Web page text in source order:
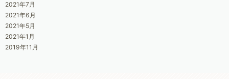
2021年7月
2021年6月
2021年5月
2021年1月
2019年11月